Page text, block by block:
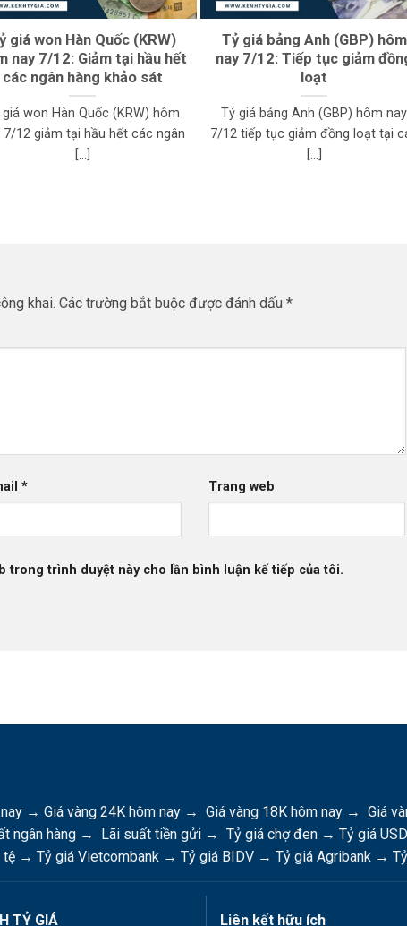
giá won Hàn Quốc (KRW)
nay 7/12: Giảm tại hầu hết
các ngân hàng khảo sát
giá won Hàn Quốc (KRW) hôm
7/12 giảm tại hầu hết các ngân
[...]
Tỷ giá bảng Anh (GBP) hôm
nay 7/12: Tiếp tục giảm
loạt
Tỷ giá bảng Anh (GBP) hôm nay
7/12 tiếp tục giảm đồng loạt tại
[...]
khai. Các trường bắt buộc được đánh dấu *
* Trang web
trong trình duyệt này cho lần bình luận kế tiếp của tôi.
→ Giá vàng 24K hôm nay → Giá vàng 18K hôm nay → Giá
ngân hàng → Lãi suất tiền gửi → Tỷ giá chợ đen → Tỷ giá
tệ → Tỷ giá Vietcombank → Tỷ giá BIDV → Tỷ giá Agribank →
TỶ GIÁ Liên kết hữu ích